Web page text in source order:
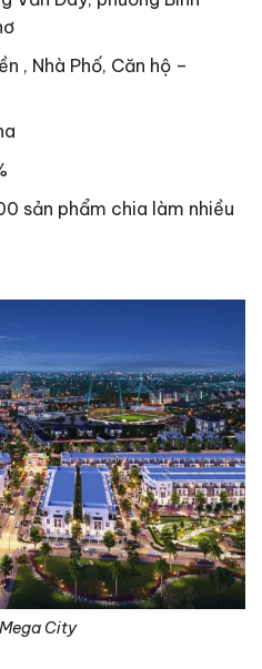
, Nhà Phố, Căn hộ –
sản phẩm chia làm nhiều
City